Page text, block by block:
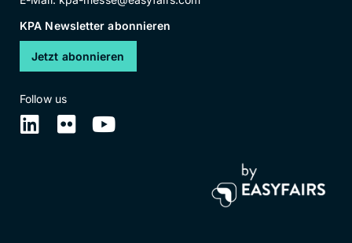
KPA Newsletter abonnieren
Jetzt abonnieren
Follow us